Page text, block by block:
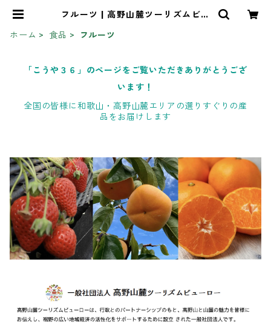
フルーツ | 高野山麓ツーリズムビュ
ホーム
食品 フルーツ
「こうや３６」のページをご覧いただきありがとうござ
います！
全国の皆様に和歌山・高野山麓エリアの選りすぐりの産
品をお届けします